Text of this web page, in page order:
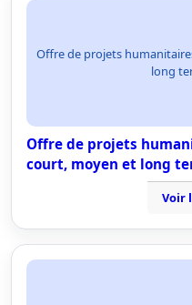
Offre de projets
long
Offre de projets
court, moyen et long
Voir